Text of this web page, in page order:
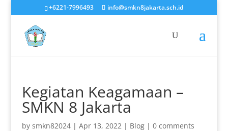
+6221-7996493 info@smkn8jakarta.sch.id
Kegiatan Keagamaan –
SMKN 8 Jakarta
by smkn82024| Apr 13, 2022| Blog| 0 comments